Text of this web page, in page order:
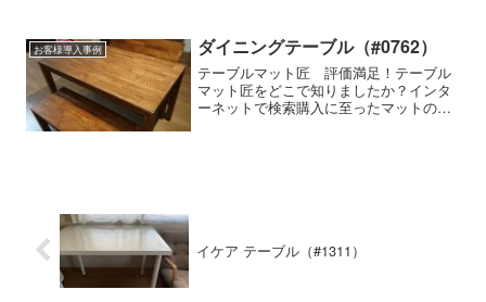
メーカー・商品名など商品名 ECCO
Living ta...
お客様導入事例 ダイニングテーブル（#0762）
テーブルマット匠 評価満足！テーブル
マット匠をどこで知りましたか？インタ
ーネットで検索購入に至ったマットの特
イケア テーブル（#1311）